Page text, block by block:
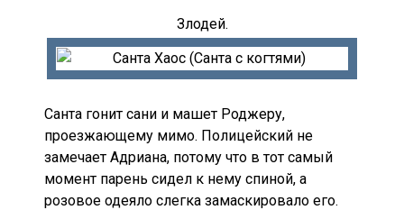
Злодей.
Санта гонит сани и машет Роджеру,
проезжающему мимо. Полицейский не
замечает Адриана, потому что в тот самый
момент парень сидел к нему спиной, а
розовое одеяло слегка замаскировало его.